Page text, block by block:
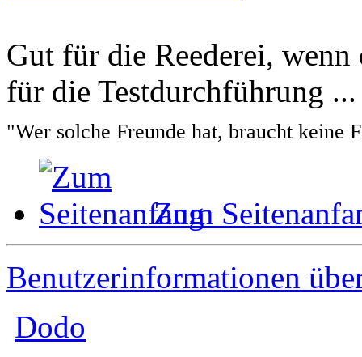
Gut für die Reederei,
für die Testdurchführung ...
"Wer solche Freunde hat, braucht keine
Zum
Benutzerinformationen
Dodo